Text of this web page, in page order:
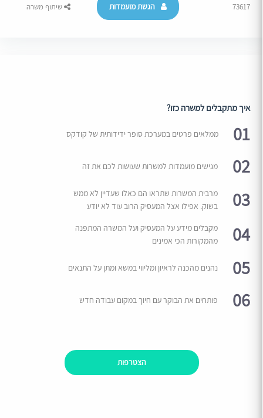
73617 הגשת מועמדות שיתוף משרה
איך מתקבלים למשרה כזו?
01 ממלאים פרטים במערכת סופר ידידותית של קודקס
02 מגישים מועמדות למשרות שעושות לכם את זה
03
מרבית המשרות שתראו הם כאלו שעדיין לא ממש
בשוק. אפילו אצל המעסיק הרוב עוד לא יודע
04
מקבלים מידע על המעסיק ועל המשרה המתפנה
מהמקורות הכי אמינים
05 נהנים מהכנה לראיון ומליווי במשא ומתן על התנאים
06 פותחים את הבוקר עם חיוך במקום עבודה חדש
הצטרפות